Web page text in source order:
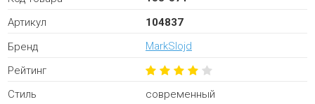
Артикул
104837
Бренд
MarkSlojd
Рейтинг
Стиль
современный